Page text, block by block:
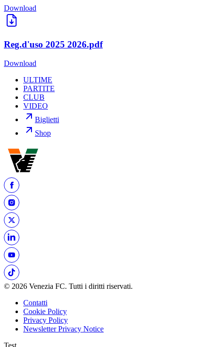
Download
Reg.d'uso 2025 2026.pdf
Download
ULTIME
PARTITE
CLUB
VIDEO
Biglietti
Shop
© 2026 Venezia FC. Tutti i diritti riservati.
Contatti
Cookie Policy
Privacy Policy
Newsletter Privacy Notice
Test